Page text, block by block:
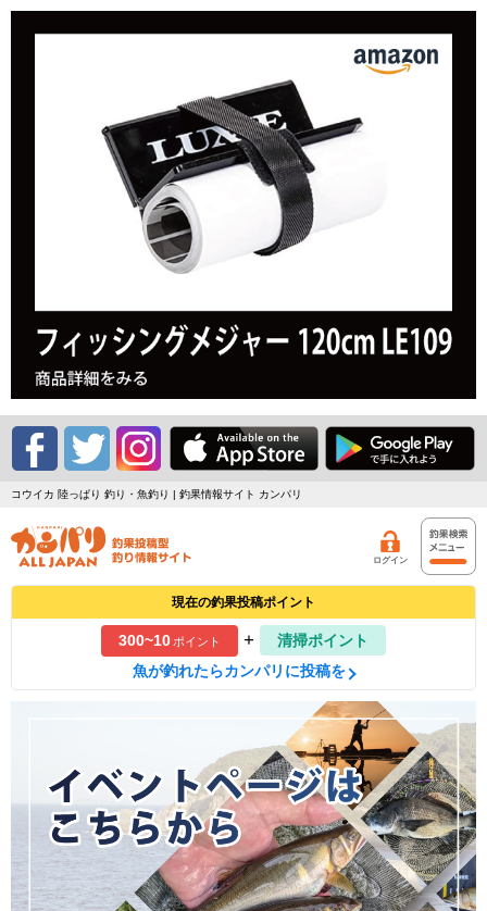
コウイカ 陸っぱり 釣り・魚釣り | 釣果情報サイト カンパリ
ログイン
現在の釣果投稿ポイント
300~10ポイント +
清掃ポイント
魚が釣れたらカンパリに投稿を